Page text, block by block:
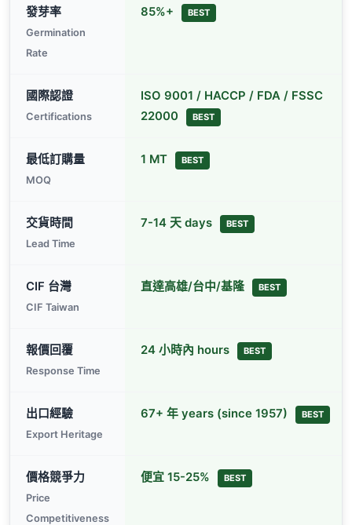
發芽率
Germination
Rate
85%+ BEST
國際認證
Certifications
ISO 9001 / HACCP / FDA / FSSC
22000
BEST
最低訂購量
MOQ
1 MT BEST
交貨時間
Lead Time
7-14 天 days BEST
CIF 台灣
CIF Taiwan
直達高雄/台中/基隆 BEST
報價回覆
Response Time
24 小時內 hours BEST
出口經驗
Export Heritage
67+ 年 years (since 1957) BEST
價格競爭力
Price
Competitiveness
便宜 15-25% BEST